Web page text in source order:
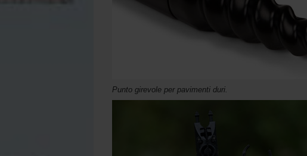
Punto girevole per pavimenti duri.